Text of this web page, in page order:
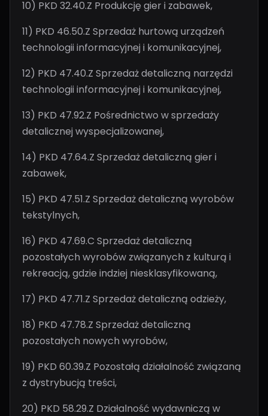
10) PKD 32.40.Z Produkcję gier i zabawek,
11) PKD 46.50.Z Sprzedaż hurtową urządzeń
technologii informacyjnej i komunikacyjnej,
12) PKD 47.40.Z Sprzedaż detaliczną narzędzi
technologii informacyjnej i komunikacyjnej,
13) PKD 47.92.Z Pośrednictwo w sprzedaży
detalicznej wyspecjalizowanej,
14) PKD 47.64.Z Sprzedaż detaliczną gier i
zabawek,
15) PKD 47.51.Z Sprzedaż detaliczną wyrobów
tekstylnych,
16) PKD 47.69.C Sprzedaż detaliczną
pozostałych wyrobów związanych z kulturą i
rekreacją, gdzie indziej niesklasyfikowaną,
17) PKD 47.71.Z Sprzedaż detaliczną odzieży,
18) PKD 47.78.Z Sprzedaż detaliczną
pozostałych nowych wyrobów,
19) PKD 60.39.Z Pozostałą działalność związaną
z dystrybucją treści,
20) PKD 58.29.Z Działalność wydawniczą w